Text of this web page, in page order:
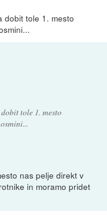
dobit tole 1. mesto
tole 1. mesto
nas pelje direkt v
in moramo pridet